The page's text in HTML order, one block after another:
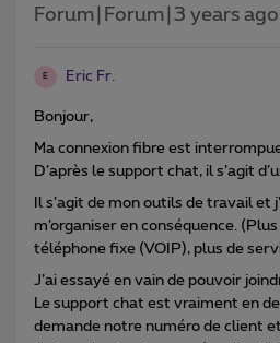
Forum|Forum|3 years ago
E Eric Fr.
Bonjour,
Ma connexion fibre est
D’après le support chat, il s’agit
Il s’agit de mon outils de travail et
m’organiser en conséquence.
téléphone fixe (VOIP), plus de
J’ai essayé en vain de pouvoir
Le support chat est vraiment en
demande notre numéro de client